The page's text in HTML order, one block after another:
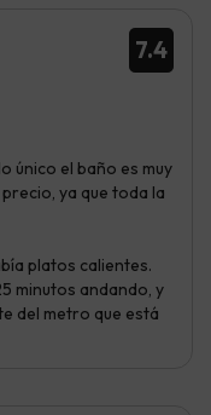
7.4
único el baño es muy
ya que toda la
platos calientes.
minutos andando, y
del metro que está